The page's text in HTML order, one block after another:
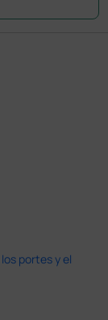
portes y el